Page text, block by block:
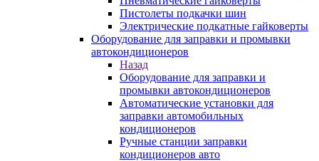
Пистолеты подкачки шин
Электрические подкатные гайковерты
Оборудование для заправки и промывки
автокондиционеров
Назад
Оборудование для заправки и
промывки автокондиционеров
Автоматические установки для
заправки автомобильных
кондиционеров
Ручные станции заправки
кондиционеров авто